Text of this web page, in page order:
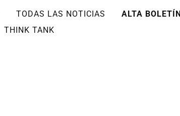
TODAS LAS NOTICIAS
ALTA
THINK TANK